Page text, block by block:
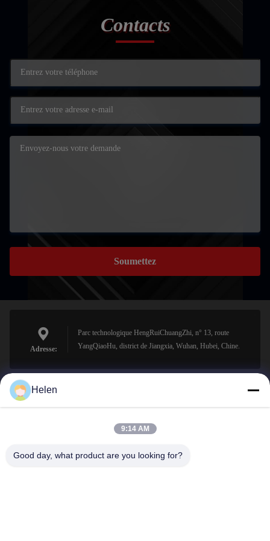
Contacts
Soumettez
Adresse:
Parc technologique HengRuiChuangZhi, n° 13, route
YangQiaoHu, district de Jiangxia, Wuhan, Hubei, Chine.
sales@perfectlaser.net
Helen
9:14 AM
Good day, what product are you looking for?